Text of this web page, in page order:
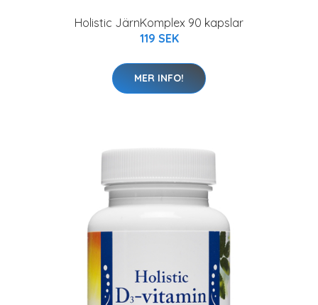
Holistic JärnKomplex 90 kapslar
119 SEK
MER INFO!